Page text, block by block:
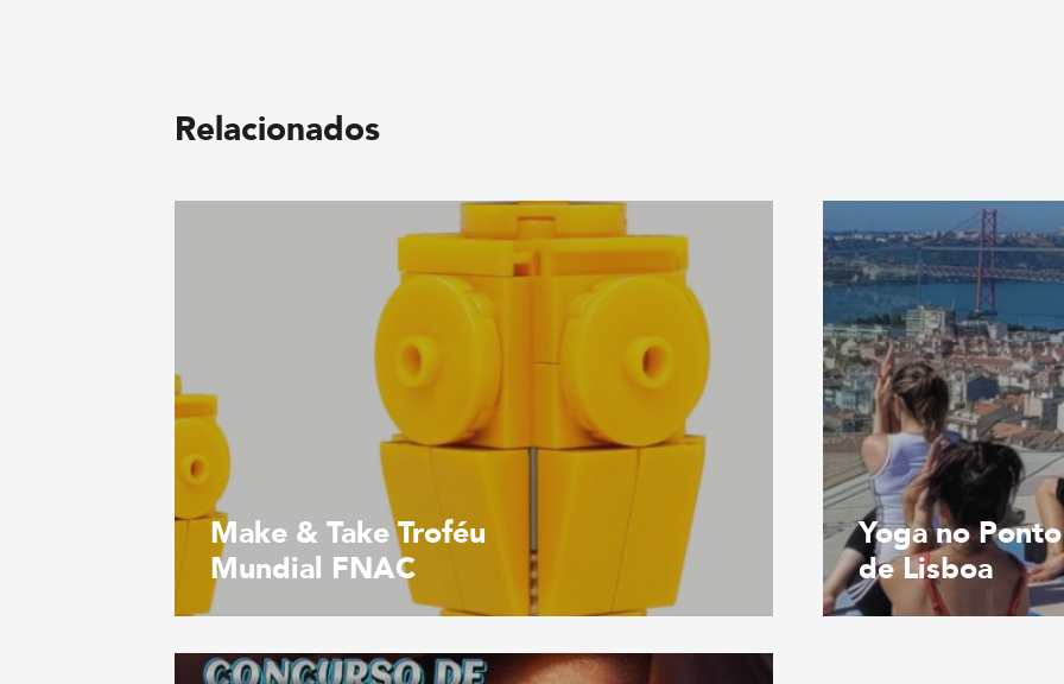
Relacionados
Make & Take Troféu
Mundial FNAC
Yoga no
de Lisboa